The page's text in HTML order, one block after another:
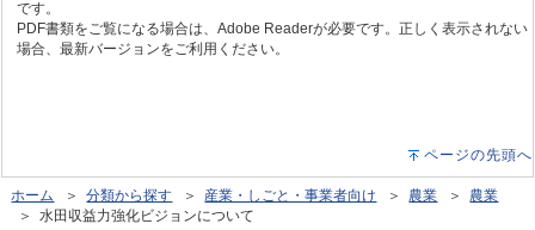
です。
PDF書類をご覧になる場合は、Adobe Readerが必要です。正しく表示されない
場合、最新バージョンをご利用ください。
ページの先頭へ
ホーム ＞分類から探す ＞ 産業・しごと・事業者向け ＞ 農業 ＞ 農業
＞ 水田収益力強化ビジョンについて